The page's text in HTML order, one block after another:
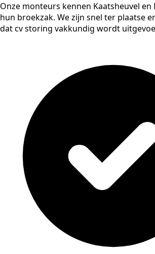
Onze monteurs kennen Kaatsheuvel
hun broekzak. We zijn snel ter plaatse
dat cv storing vakkundig wordt